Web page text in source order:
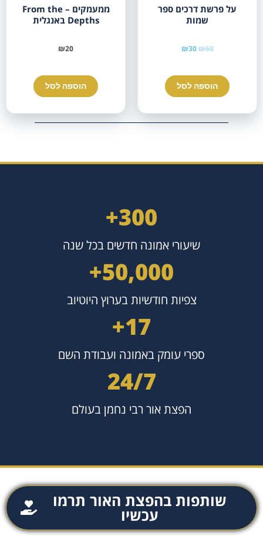
על פרשת דרכים ספר
שמות
₪50
₪30
הוספה לסל
ממעמקים – From the
Depths באנגלית
₪20
הוספה לסל
שיעורי אמונה חדשים בכל שנה
300
+
צפיות חודשיות בערוץ היוטיוב
50,000
+
ספרי עומק באמונה ועבודת השם
17
+
הפצת אור רבי נחמן בעולם
7/
24
שותפות בהפצת האור תרמו
עכשיו